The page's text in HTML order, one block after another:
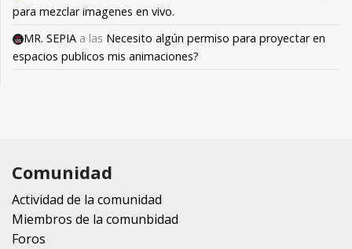
para mezclar imagenes en vivo.
MR. SEPIA a las Necesito algún permiso para proyectar en
espacios publicos mis animaciones?
Comunidad
Actividad de la comunidad
Miembros de la comunbidad
Foros